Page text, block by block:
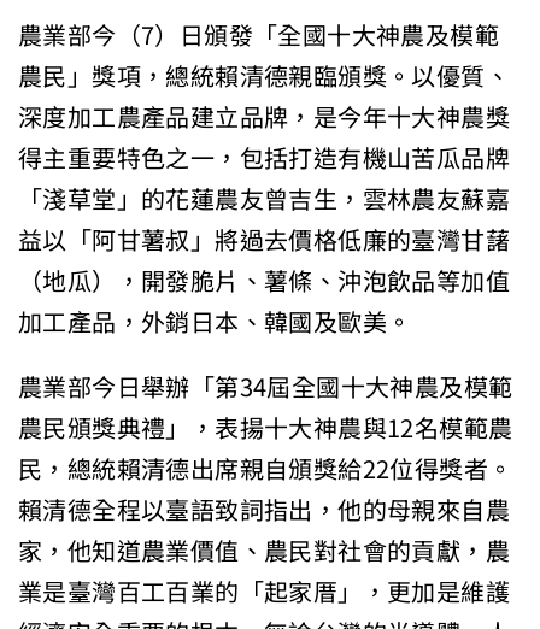
農業部今（7）日頒發「全國十大神農及模範
農民」獎項，總統賴清德親臨頒獎。以優質、
深度加工農產品建立品牌，是今年十大神農獎
得主重要特色之一，包括打造有機山苦瓜品牌
「淺草堂」的花蓮農友曾吉生，雲林農友蘇嘉
益以「阿甘薯叔」將過去價格低廉的臺灣甘藷
（地瓜），開發脆片、薯條、沖泡飲品等加值
加工產品，外銷日本、韓國及歐美。
農業部今日舉辦「第34屆全國十大神農及模範
農民頒獎典禮」，表揚十大神農與12名模範農
民，總統賴清德出席親自頒獎給22位得獎者。
賴清德全程以臺語致詞指出，他的母親來自農
家，他知道農業價值、農民對社會的貢獻，農
業是臺灣百工百業的「起家厝」，更加是維護